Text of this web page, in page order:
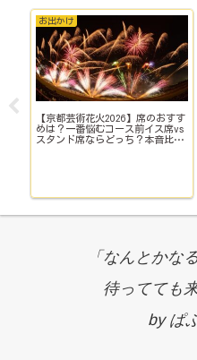
お出かけ
【京都芸術花火2026】席のおすす
めは？一番悩むコース前イス席vs
スタンド席ならどっち？本音比
「なんとかな
待ってても
by ぱ